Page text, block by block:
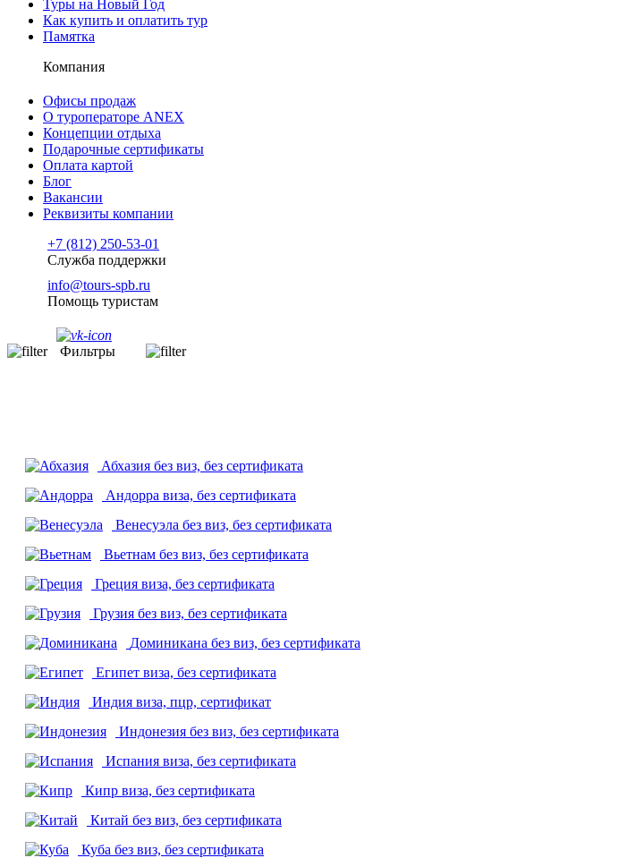
Туры на Новый Год
Как купить и оплатить тур
Памятка
Компания
Офисы продаж
О туроператоре ANEX
Концепции отдыха
Подарочные сертификаты
Оплата картой
Блог
Вакансии
Реквизиты компании
+7 (812) 250-53-01
Служба поддержки
info@tours-spb.ru
Помощь туристам
Фильтры
Абхазия без виз, без сертификата
Андорра виза, без сертификата
Венесуэла без виз, без сертификата
Вьетнам без виз, без сертификата
Греция виза, без сертификата
Грузия без виз, без сертификата
Доминикана без виз, без сертификата
Египет виза, без сертификата
Индия виза, пцр, сертификат
Индонезия без виз, без сертификата
Испания виза, без сертификата
Кипр виза, без сертификата
Китай без виз, без сертификата
Куба без виз, без сертификата